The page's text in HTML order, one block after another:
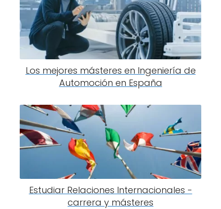
Los mejores másteres en Ingeniería de
Automoción en España
Estudiar Relaciones Internacionales -
carrera y másteres